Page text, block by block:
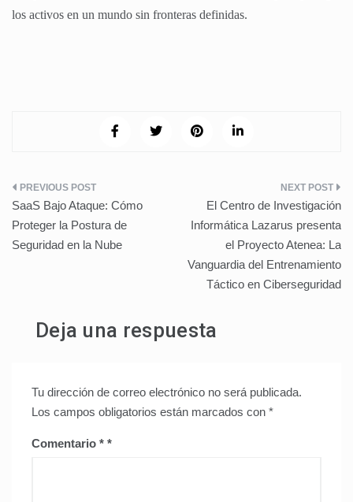
los activos en un mundo sin fronteras definidas.
Navegación
de
entradas
SaaS Bajo Ataque: Cómo
Proteger la Postura de
Seguridad en la Nube
El Centro de Investigación
Informática Lazarus presenta
el Proyecto Atenea: La
Vanguardia del Entrenamiento
Táctico en Ciberseguridad
Deja una respuesta
Tu dirección de correo electrónico no será publicada.
Los campos obligatorios están marcados con *
Comentario *